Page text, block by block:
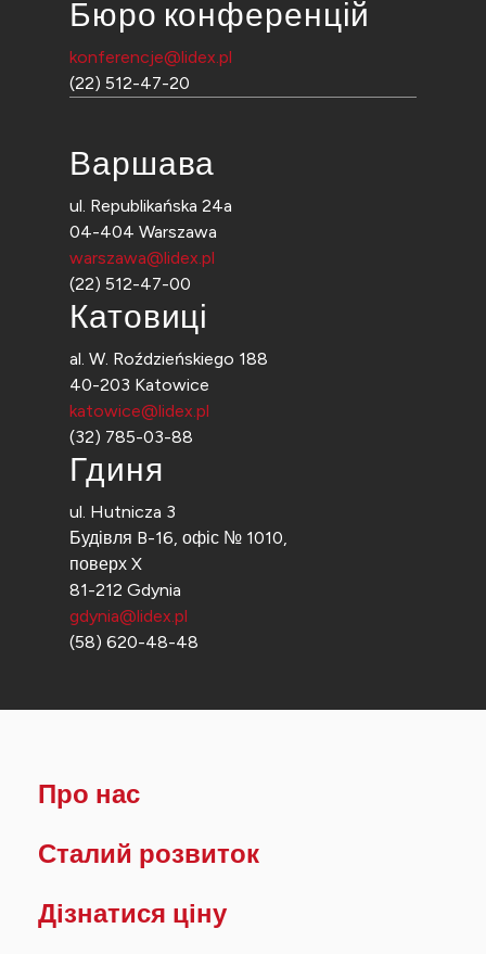
Бюро конференцій
konferencje@lidex.pl
(22) 512-47-20
Варшава
ul. Republikańska 24a
04-404 Warszawa
warszawa@lidex.pl
(22) 512-47-00
Катовиці
al. W. Roździeńskiego 188
40-203 Katowice
katowice@lidex.pl
(32) 785-03-88
Гдиня
ul. Hutnicza 3
Будівля B-16, офіс № 1010,
поверх X
81-212 Gdynia
gdynia@lidex.pl
(58) 620-48-48
Про нас
Сталий розвиток
Дізнатися ціну